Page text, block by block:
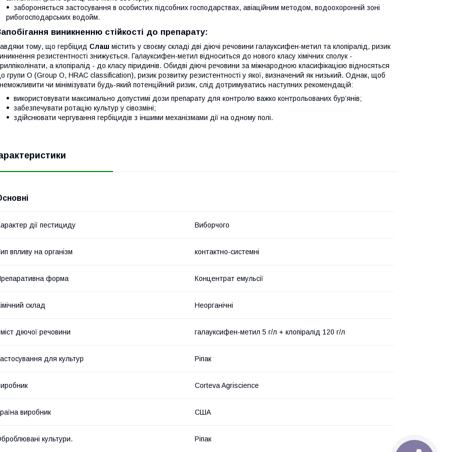
забороняється застосування в особистих підсобних господарствах, авіаційним методом, водоохоронній зоні
рибогосподарських водойм.
виникненню стійкості до препарату:
тому, що гербіцид Слаш містить у своєму складі дві діючі речовини галауксифен-метил та клопіралід, ризик
резистентності знижується. Галауксифен-метил відноситься до нового класу хімічних сполук -
а клопіралід - до класу піридинів. Обидві діючі речовини за міжнародною класифікацією відносяться
групи О (Group O, HRAC classification), ризик розвитку резистентності у якої, визначений як низький. Однак, щоб
чи мінімізувати будь-який потенційний ризик, слід дотримуватись наступних рекомендацій:
використовувати максимально допустимі дози препарату для контролю важко контрольованих бур’янів;
забезпечувати ротацію культур у сівозміні;
здійснювати чергування гербіцидів з іншими механізмами дії на одному полі.
дії пестициду Виборчого
впливу на організм контактно-системні
форма Концентрат емульсії
склад Неорганічні
діючої речовини галауксифен-метил 5 г/л + клопіралід 120 г/л
для культур Ріпак
Corteva Agriscience
виробник США
культури. Ріпак